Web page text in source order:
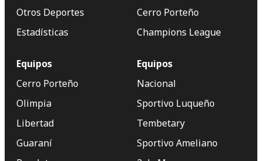
Otros Deportes
Estadísticas
Cerro Porteño
Champions League
Equipos
Cerro Porteño
Olimpia
Libertad
Guaraní
Equipos
Nacional
Sportivo Luqueño
Tembetary
Sportivo Ameliano